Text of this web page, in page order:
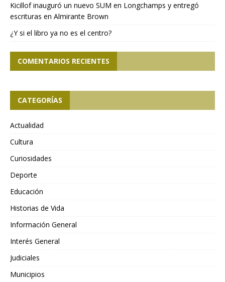
Kicillof inauguró un nuevo SUM en Longchamps y entregó
escrituras en Almirante Brown
¿Y si el libro ya no es el centro?
COMENTARIOS RECIENTES
CATEGORÍAS
Actualidad
Cultura
Curiosidades
Deporte
Educación
Historias de Vida
Información General
Interés General
Judiciales
Municipios